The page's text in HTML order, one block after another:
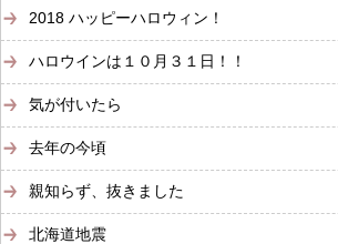
2018 ハッピーハロウィン！
ハロウインは１０月３１日！！
気が付いたら
去年の今頃
親知らず、抜きました
北海道地震